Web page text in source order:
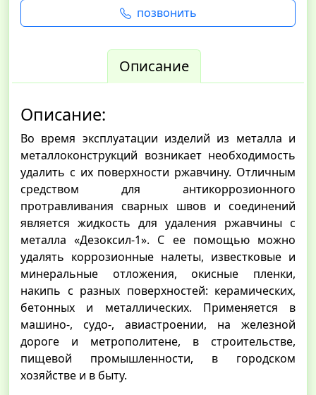
позвонить
Описание
Описание:
Во время эксплуатации изделий из металла и
металлоконструкций возникает необходимость
удалить с их поверхности ржавчину. Отличным
средством для антикоррозионного
протравливания сварных швов и соединений
является жидкость для удаления ржавчины с
металла «Дезоксил-1». С ее помощью можно
удалять коррозионные налеты, известковые и
минеральные отложения, окисные пленки,
накипь с разных поверхностей: керамических,
бетонных и металлических. Применяется в
машино-, судо-, авиастроении, на железной
дороге и метрополитене, в строительстве,
пищевой промышленности, в городском
хозяйстве и в быту.